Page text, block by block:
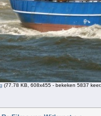
(77.78 KB, 608x455 - bekeken 5837